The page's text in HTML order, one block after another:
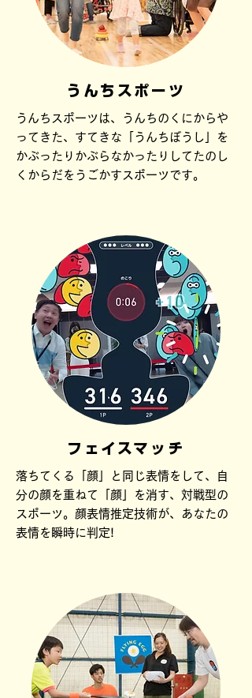
うんちスポーツ
うんちスポーツは、うんちのくにからや
ってきた、すてきな「うんちぼうし」を
かぶったりかぶらなかったりしてたのし
くからだをうごかすスポーツです。
フェイスマッチ
落ちてくる「顔」と同じ表情をして、自
分の顔を重ねて「顔」を消す、対戦型の
スポーツ。顔表情推定技術が、あなたの
表情を瞬時に判定!